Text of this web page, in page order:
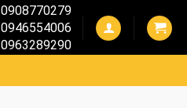
0908770279
0946554006
0963289290